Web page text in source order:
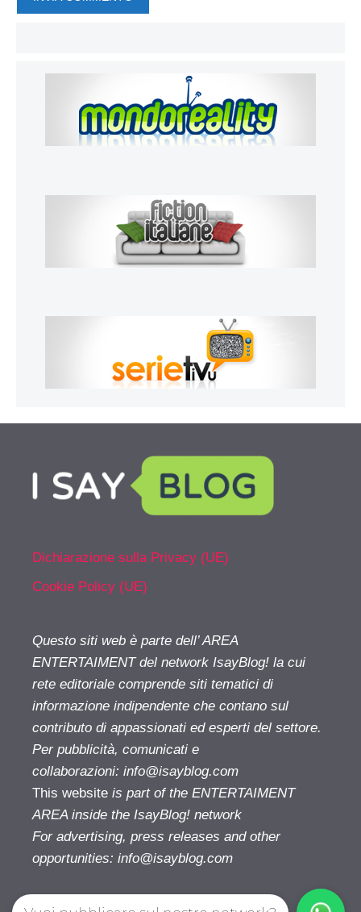
Dichiarazione sulla Privacy (UE)
Cookie Policy (UE)
Questo siti web è parte dell’ AREA
ENTERTAIMENT del network IsayBlog! la cui
rete editoriale comprende siti tematici di
informazione indipendente che contano sul
contributo di appassionati ed esperti del settore.
Per pubblicità, comunicati e
collaborazioni: info@isayblog.com
This website is part of the ENTERTAIMENT
AREA inside the IsayBlog! network
For advertising, press releases and other
opportunities: info@isayblog.com